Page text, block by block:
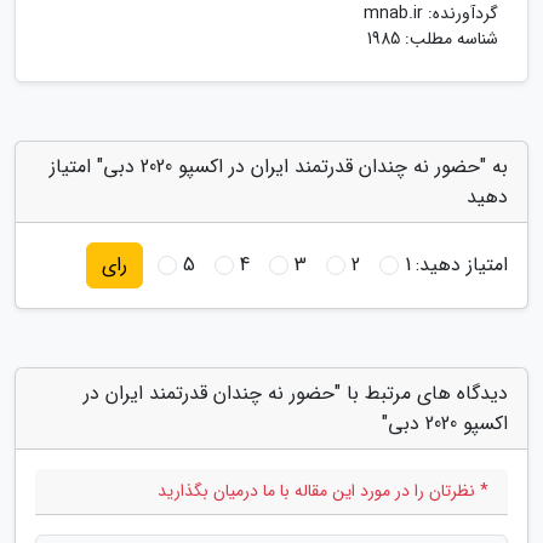
گردآورنده: mnab.ir
شناسه مطلب: 1985
به "حضور نه چندان قدرتمند ایران در اکسپو 2020 دبی" امتیاز
دهید
امتیاز دهید:1
2
3
4
5 رای
دیدگاه های مرتبط با "حضور نه چندان قدرتمند ایران در
اکسپو 2020 دبی"
* نظرتان را در مورد این مقاله با ما درمیان بگذارید